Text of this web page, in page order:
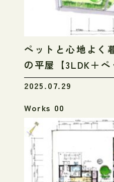
2025.07.29
ペットと心地よく
の平屋【3LDK＋ペ
Works 00